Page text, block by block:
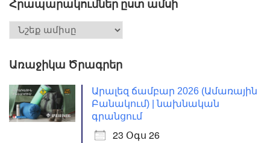
Հրապարակումներ ըստ ամսի
Առաջիկա Ծրագրեր
Արալեզ ճամբար 2026 (Ամառային
Բանակում) | նախնական
գրանցում
23 Օգս 26